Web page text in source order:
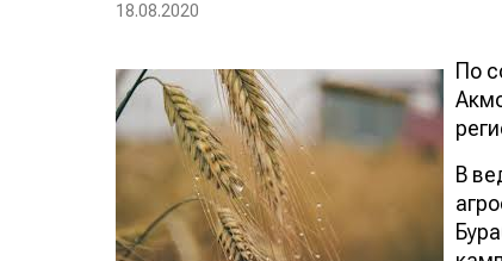
18.08.2020
По
В